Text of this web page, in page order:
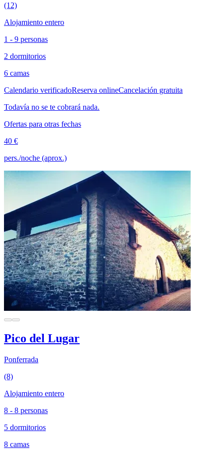
(12)
Alojamiento entero
1 - 9 personas
2 dormitorios
6 camas
Calendario verificadoReserva onlineCancelación gratuita
Todavía no se te cobrará nada.
Ofertas para otras fechas
40 €
pers./noche (aprox.)
Pico del Lugar
Ponferrada
(8)
Alojamiento entero
8 - 8 personas
5 dormitorios
8 camas